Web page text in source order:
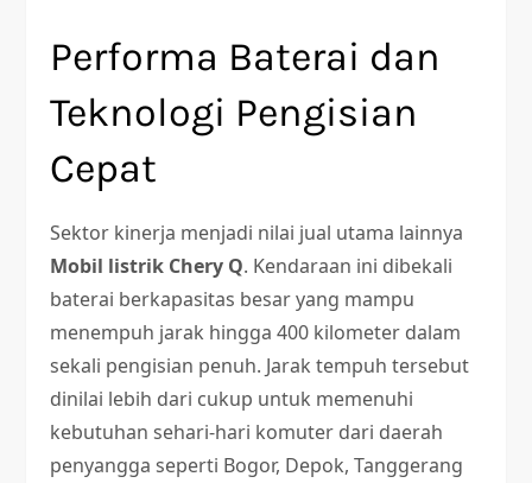
Performa Baterai dan
Teknologi Pengisian
Cepat
Sektor kinerja menjadi nilai jual utama lainnya
Mobil listrik Chery Q. Kendaraan ini dibekali
baterai berkapasitas besar yang mampu
menempuh jarak hingga 400 kilometer dalam
sekali pengisian penuh. Jarak tempuh tersebut
dinilai lebih dari cukup untuk memenuhi
kebutuhan sehari-hari komuter dari daerah
penyangga seperti Bogor, Depok, Tanggerang